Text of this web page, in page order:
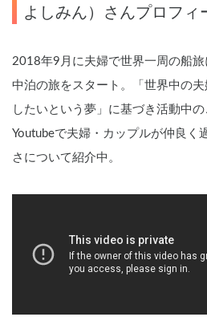
よしみん）さんプロフィ
2018年9月に夫婦で世界一周の船
中泊の旅をスタート。「世界中の
したいという夢」に基づき活動中の
Youtubeで夫婦・カップルが仲良く
さについて紹介中。